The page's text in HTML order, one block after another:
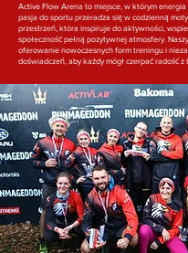
Active Flow Arena to miejsce, w którym energia
pasja do sportu przeradza się w codzienną
przestrzeń, która inspiruje do aktywności,
społeczność pełną pozytywnej atmosfery.
oferowanie nowoczesnych form treningu i
doświadczeń, aby każdy mógł czerpać radość z